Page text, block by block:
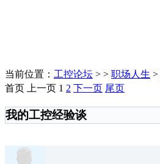
当前位置： 工控论坛 > > 职场人生 >
首页 上一页 1 2 下一页 尾页
我的工控经验谈